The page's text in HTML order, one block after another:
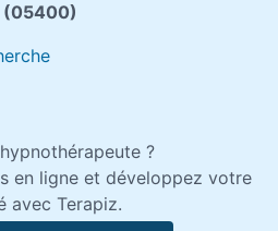
(05400)
?
en ligne et développez votre
avec Terapiz.